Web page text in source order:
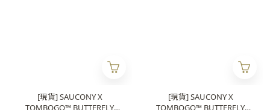
[現貨] SAUCONY X
TOMBOGO™ BUTTERFLY
[現貨] SAUCONY X
TOMBOGO™ BUTTERFLY